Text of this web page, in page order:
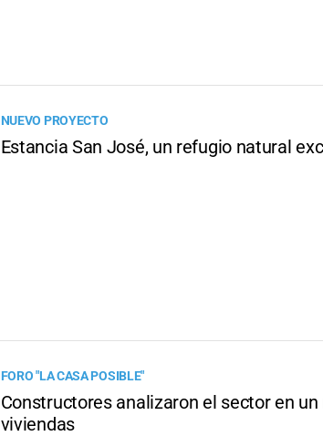
NUEVO PROYECTO
Estancia San José, un refugio natural
FORO "LA CASA POSIBLE"
Constructores analizaron el sector en
viviendas